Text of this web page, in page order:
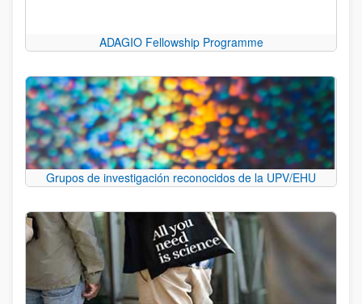
ADAGIO Fellowship Programme
Grupos de investigación reconocidos de la UPV/EHU